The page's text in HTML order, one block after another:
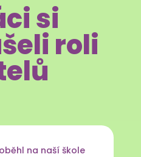
si
roli
na naší škole